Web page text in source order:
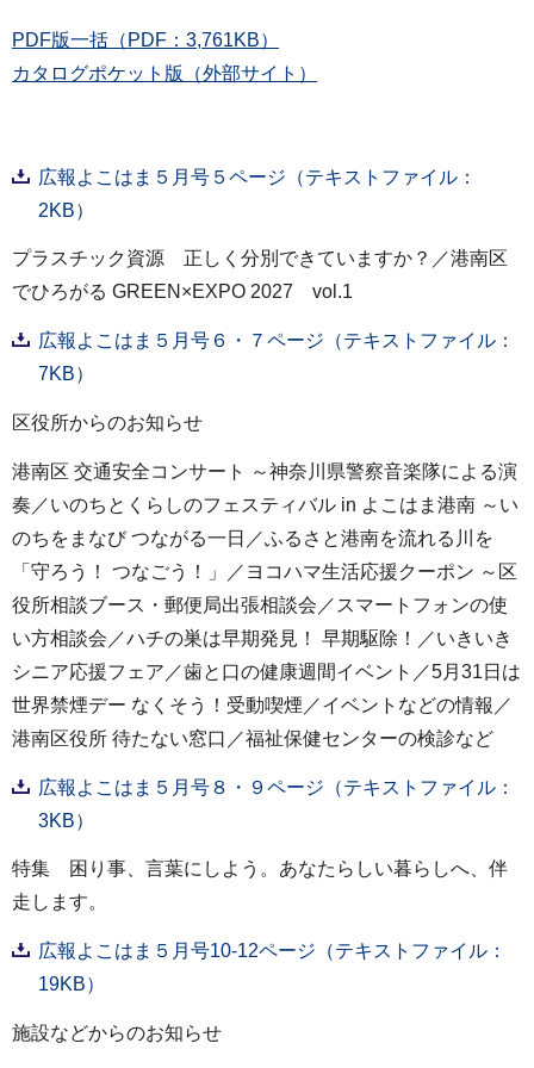
PDF版一括（PDF：3,761KB）
カタログポケット版（外部サイト）
広報よこはま５月号５ページ（テキストファイル：
2KB）
プラスチック資源 正しく分別できていますか？／港南区
でひろがる GREEN×EXPO 2027 vol.1
広報よこはま５月号６・７ページ（テキストファイル：
7KB）
区役所からのお知らせ
港南区 交通安全コンサート ～神奈川県警察音楽隊による演
奏／いのちとくらしのフェスティバル in よこはま港南 ～い
のちをまなび つながる一日／ふるさと港南を流れる川を
「守ろう！ つなごう！」／ヨコハマ生活応援クーポン ～区
役所相談ブース・郵便局出張相談会／スマートフォンの使
い方相談会／ハチの巣は早期発見！ 早期駆除！／いきいき
シニア応援フェア／歯と口の健康週間イベント／5月31日は
世界禁煙デー なくそう！受動喫煙／イベントなどの情報／
港南区役所 待たない窓口／福祉保健センターの検診など
広報よこはま５月号８・９ページ（テキストファイル：
3KB）
特集 困り事、言葉にしよう。あなたらしい暮らしへ、伴
走します。
広報よこはま５月号10-12ページ（テキストファイル：
19KB）
施設などからのお知らせ